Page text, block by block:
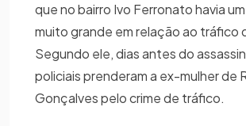
que no bairro Ivo Ferronato havia
muito grande em relação ao tráfico
Segundo ele, dias antes do
policiais prenderam a ex-mulher de
Gonçalves pelo crime de tráfico.